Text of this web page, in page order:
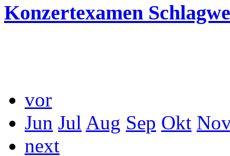
Konzertexamen
vor
Jun Jul Aug Sep Okt
next